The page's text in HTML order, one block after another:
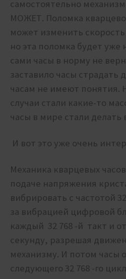
самостоятельно
МОЖЕТ. Поломка
может изменить
но эта поломка будет уже
сами часы в норму не
заставило часы страдать
часам не имеют понятия.
случаи стали какие-то
часы в мире стали делать
И вот это уже очень
Механика кварцевых
подаче напряжения
вибрировать с частотой
за вибрацией цифровой
каждый 32 768 -й такт и
секунду, разрешая
механизму. И потом часы
следующего 32 768 -го